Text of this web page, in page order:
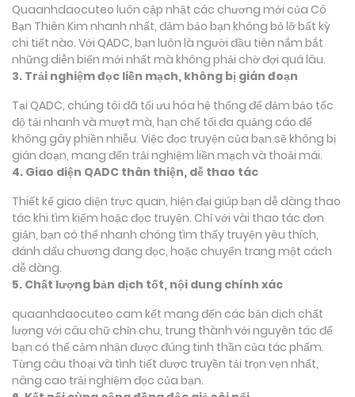
Quaanhdaocuteo luôn cập nhật các chương mới của Cô
Bạn Thiên Kim nhanh nhất, đảm bảo bạn không bỏ lỡ bất kỳ
chi tiết nào. Với QADC, bạn luôn là người đầu tiên nắm bắt
những diễn biến mới nhất mà không phải chờ đợi quá lâu.
3. Trải nghiệm đọc liền mạch, không bị gián đoạn
Tại QADC, chúng tôi đã tối ưu hóa hệ thống để đảm bảo tốc
độ tải nhanh và mượt mà, hạn chế tối đa quảng cáo để
không gây phiền nhiễu. Việc đọc truyện của bạn sẽ không bị
gián đoạn, mang đến trải nghiệm liền mạch và thoải mái.
4. Giao diện QADC thân thiện, dễ thao tác
Thiết kế giao diện trực quan, hiện đại giúp bạn dễ dàng thao
tác khi tìm kiếm hoặc đọc truyện. Chỉ với vài thao tác đơn
giản, bạn có thể nhanh chóng tìm thấy truyện yêu thích,
đánh dấu chương đang đọc, hoặc chuyển trang một cách
dễ dàng.
5. Chất lượng bản dịch tốt, nội dung chính xác
quaanhdaocuteo cam kết mang đến các bản dịch chất
lượng với câu chữ chỉn chu, trung thành với nguyên tác để
bạn có thể cảm nhận được đúng tinh thần của tác phẩm.
Từng câu thoại và tình tiết được truyền tải trọn vẹn nhất,
nâng cao trải nghiệm đọc của bạn.